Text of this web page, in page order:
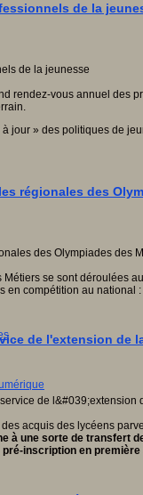
de la
rendez-vous annuel des
jour » des politiques de
régionales des
se sont déroulées
en compétition au
de l'extension de
acquis des lycéens
à une sorte de transfert
inscription en